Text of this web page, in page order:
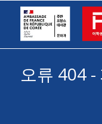
오류 404 -